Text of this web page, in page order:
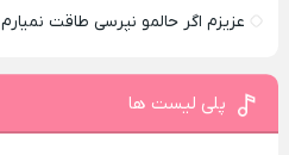
عزیزم اگر حالمو نپرسی طاقت نمیارم
پلی لیست ها